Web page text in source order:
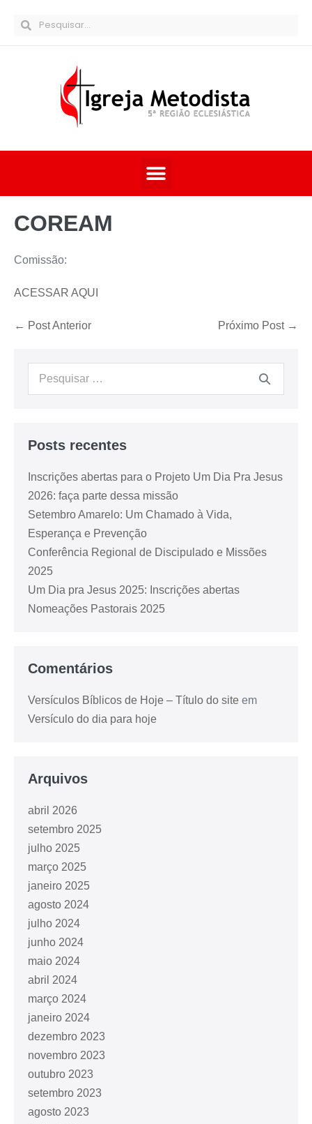
COREAM
Comissão:
ACESSAR AQUI
← Post Anterior Próximo Post →
Posts recentes
Inscrições abertas para o Projeto Um Dia Pra Jesus
2026: faça parte dessa missão
Setembro Amarelo: Um Chamado à Vida,
Esperança e Prevenção
Conferência Regional de Discipulado e Missões
2025
Um Dia pra Jesus 2025: Inscrições abertas
Nomeações Pastorais 2025
Comentários
Versículos Bíblicos de Hoje – Título do site em
Versículo do dia para hoje
Arquivos
abril 2026
setembro 2025
julho 2025
março 2025
janeiro 2025
agosto 2024
julho 2024
junho 2024
maio 2024
abril 2024
março 2024
janeiro 2024
dezembro 2023
novembro 2023
outubro 2023
setembro 2023
agosto 2023